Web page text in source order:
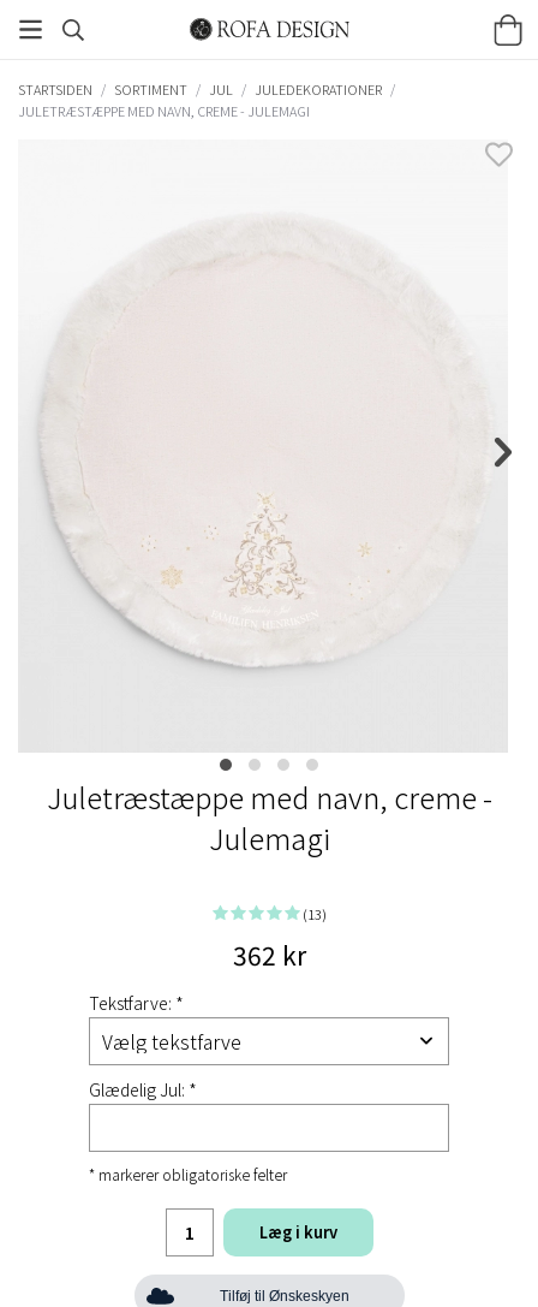
STARTSIDEN / SORTIMENT / JUL / JULEDEKORATIONER /
JULETRÆSTÆPPE MED NAVN, CREME - JULEMAGI
Juletræstæppe med navn, creme -
Julemagi
(13)
362 kr
Tekstfarve: *
Glædelig Jul: *
* markerer obligatoriske felter
Læg i kurv
Tilføj til Ønskeskyen